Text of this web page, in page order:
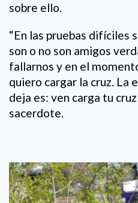
sobre ello.
“En las pruebas difíciles
son o no son amigos
fallarnos y en el
quiero cargar la cruz. La
deja es: ven carga tu
sacerdote.